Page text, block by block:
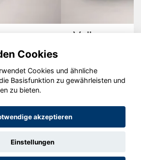
GmbH 2020 - 2026
Cookies
Cookies und ähnliche
Basisfunktion zu gewährleisten und
zu bieten.
akzeptieren
Einstellungen